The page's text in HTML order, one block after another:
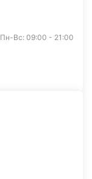
Пн-Вс: 09:00 - 21:00